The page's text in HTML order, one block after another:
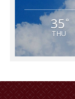
35 °
THU